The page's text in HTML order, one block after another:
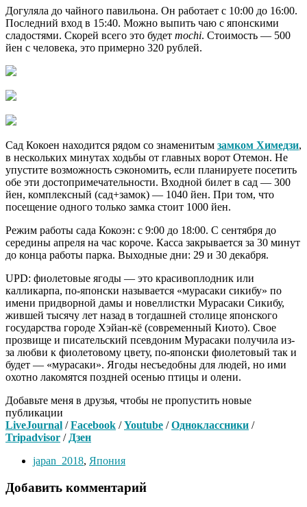
Догуляла до чайного павильона. Он работает с 10:00 до 16:00.
Последний вход в 15:40. Можно выпить чаю с японскими
сладостями. Скорей всего это будeт mochi. Стоимость — 500
йен с человека, это примерно 320 рублей.
Сад Кокоен находится рядом со знаменитым замком Химедзи,
в нескольких минутах ходьбы от главных ворот Отемон. Не
упустите возможность сэкономить, если планируете посетить
обе эти достопримечательности. Входной билет в сад — 300
йен, комплексный (сад+замок) — 1040 йен. При том, что
посещение одного только замка стоит 1000 йен.
Режим работы сада Кокоэн: с 9:00 до 18:00. С сентября до
середины апреля на час короче. Касса закрывается за 30 минут
до конца работы парка. Выходные дни: 29 и 30 декабря.
UPD: фиолетовые ягоды — это красивоплодник или
калликарпа, по-японски называется «мурасаки сикибу» по
имени придворной дамы и новеллистки Мурасаки Сикибу,
жившей тысячу лет назад в тогдашней столице японского
государства городе Хэйан-кё (современный Киото). Свое
прозвище и писательский псевдоним Мурасаки получила из-
за любви к фиолетовому цвету, по-японски фиолетовый так и
будет — «мурасаки». Ягоды несъедобны для людей, но ими
охотно лакомятся поздней осенью птицы и олени.
Добавьте меня в друзья, чтобы не пропустить новые
публикации
LiveJournal /Facebook /Youtube /Одноклассники /
Tripadvisor /Дзен
japan_2018, Япония
Добавить комментарий